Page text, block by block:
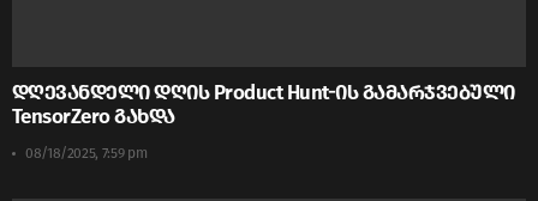
დღევანდელი დღის Product Hunt-ის გამარჯვებული
TensorZero გახდა
08/18/2025, 7:59 pm